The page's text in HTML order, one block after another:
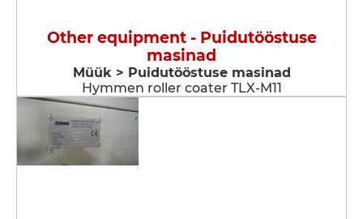
Other equipment - Puidutööstuse
masinad
Müük > Puidutööstuse masinad
Hymmen roller coater TLX-M11